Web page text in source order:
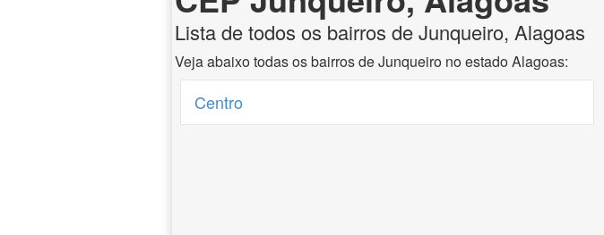
Lista de todos os bairros de Junqueiro, Alagoas
Veja abaixo todas os bairros de Junqueiro no estado Alagoas:
Centro